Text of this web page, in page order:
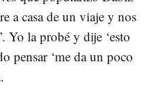
a casa de un viaje y nos
Yo la probé y dije ‘esto
pensar ‘me da un poco